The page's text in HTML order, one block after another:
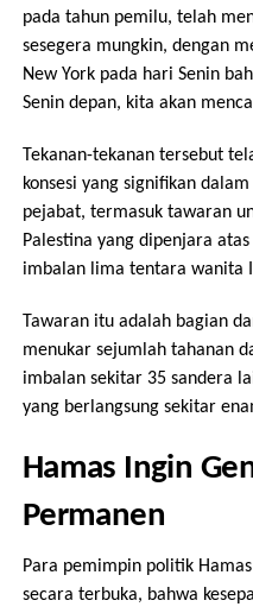
pada tahun pemilu, telah
sesegera mungkin, dengan
New York pada hari Senin
Senin depan, kita akan
Tekanan-tekanan tersebut
konsesi yang signifikan
pejabat, termasuk tawaran
Palestina yang dipenjara
imbalan lima tentara wanita
Tawaran itu adalah bagian
menukar sejumlah tahanan
imbalan sekitar 35 sandera
yang berlangsung sekitar
Hamas Ingin
Permanen
Para pemimpin politik
secara terbuka, bahwa